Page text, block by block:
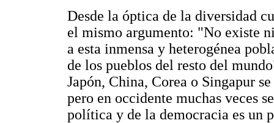
Desde la óptica de la diversidad
el mismo argumento: "No existe
a esta inmensa y heterogénea
de los pueblos del resto del
Japón, China, Corea o Singapur
pero en occidente muchas veces
política y de la democracia es un